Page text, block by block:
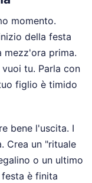
momento.
della festa
mezz'ora prima.
tu. Parla con
figlio è timido
bene l'uscita. I
Crea un "rituale
o un ultimo
è finita